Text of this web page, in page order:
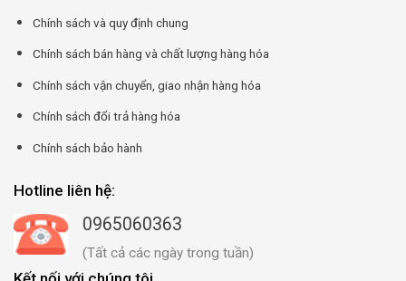
Chính sách và quy định chung
Chính sách bán hàng và chất lượng hàng hóa
Chính sách vận chuyển, giao nhận hàng hóa
Chính sách đổi trả hàng hóa
Chính sách bảo hành
Hotline liên hệ:
0965060363
(Tất cả các ngày trong tuần)